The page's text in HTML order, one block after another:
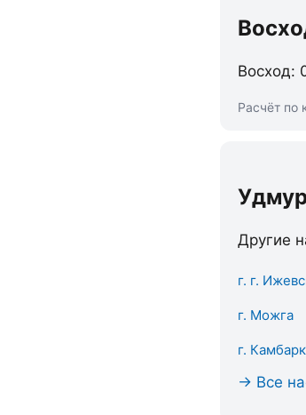
Восход:
Расчёт по
Другие
г. г.
г. Можга
г.
→ Все